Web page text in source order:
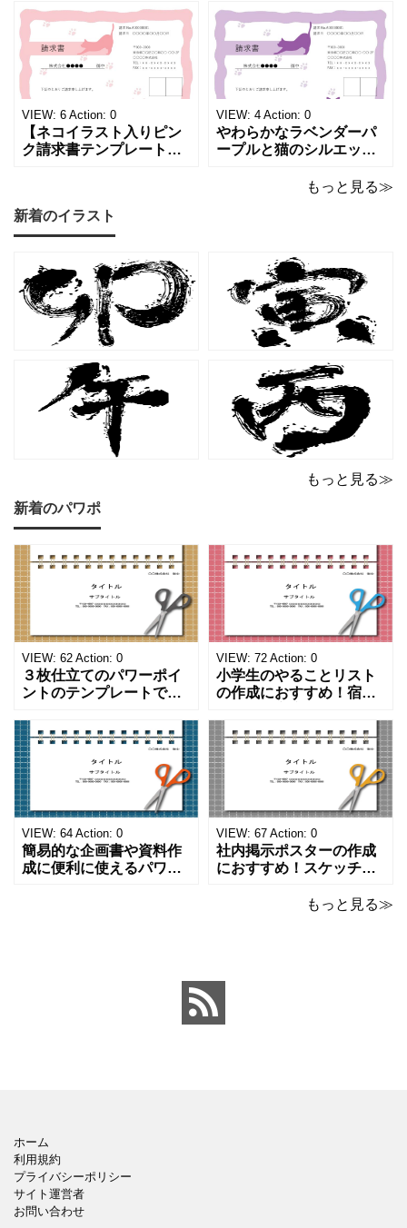
チックな請求書雛形で
す。パステルピンクやラ
ベンダーの色彩がやわら
かな質感を生み出し、受
け取った相手の心をくす
ぐる特別な仕上がりとな
っています。 ハンドメイ
ド雑貨、コスメブラン
感あふれるライトブルー
背景に、ジュエルモチー
フを散りばめた煌びやか
な請求書素材です。清潔
感と高級感が同居するデ
ザインは、クライアント
に信頼感と華やかな印象
を同時に届けます
VIEW: 6 Action: 0
【ネコイラスト入りピン
ク請求書テンプレート
ーの猫デザイン請求書雛
形です。波打ちフレーム
シルエットや小さな肉球
モチーフが、ビジネス文
書にさりげない
VIEW: 4 Action: 0
やわらかなラベンダーパ
ープルと猫のシルエット
おしゃれな請求書フォー
出したいときにも活躍し
ます。 猫カフェやトリミ
ングサロン
もっと見る≫
新着のイラスト
もっと見る≫
新着のパワポ
VIEW: 62 Action: 0
３枚仕立てのパワーポイ
ントのテンプレートで
ペンのワンポイントイラ
ストが描かれています。
ご案内やお知らせなど簡
単な資料を時短で作成で
きる便利なフォーマット
になります。 文房具好き
の方、掲示ポスターを作
成をされたい方におす
VIEW: 72 Action: 0
小学生のやることリスト
の作成におすすめ！宿題
事をまとめたい時のフォ
ーマットにおすすめしま
す。 ノートタイプのフォ
ーマットで文字入れをし
やすく、壁に貼ってもか
わいいデザインです。お
子さんが見てもテンショ
ンが上がるテンプレ
VIEW: 64 Action: 0
簡易的な企画書や資料作
成に便利に使えるパワー
VIEW: 67 Action: 0
社内掲示ポスターの作成
におすすめ！スケッチブ
なパワーポイントのテン
トにおすすめします。 ダ
ウンロードしてテキス
もっと見る≫
ホーム
利用規約
プライバシーポリシー
サイト運営者
お問い合わせ